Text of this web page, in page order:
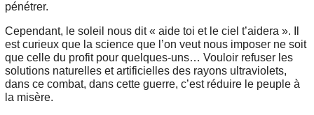
pénétrer.
Cependant, le soleil nous dit « aide toi et le ciel t’aidera ». Il
est curieux que la science que l’on veut nous imposer ne soit
que celle du profit pour quelques-uns… Vouloir refuser les
solutions naturelles et artificielles des rayons ultraviolets,
dans ce combat, dans cette guerre, c’est réduire le peuple à
la misère.